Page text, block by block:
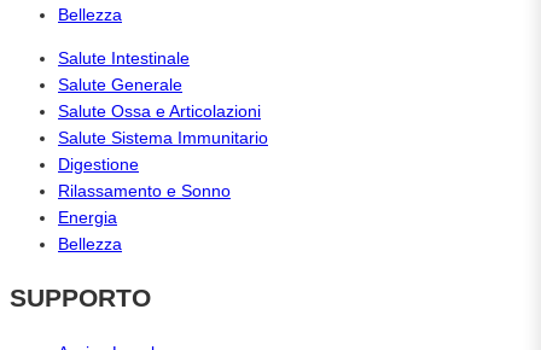
Bellezza
Salute Intestinale
Salute Generale
Salute Ossa e Articolazioni
Salute Sistema Immunitario
Digestione
Rilassamento e Sonno
Energia
Bellezza
SUPPORTO